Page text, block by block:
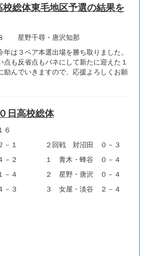
総体東毛地区予選の結果を
星野千尋・唐沢知那
は３ペア本選出場を勝ち取りました。
点も反省点もバネにして新たに迎えた１
励んでいきますので、応援よろしくお願
日高校総体
６
２－１ ２回戦 対沼田 ０－３
４－２ １ 青木・蜂谷 ０－４
１－４ ２ 星野・唐沢 ０－４
４－３ ３ 女屋・淡谷 ２－４